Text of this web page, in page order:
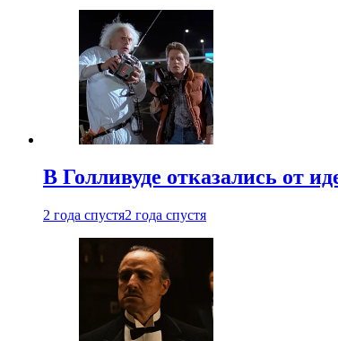
В Голливуде отказались от
2 года спустя2 года спустя